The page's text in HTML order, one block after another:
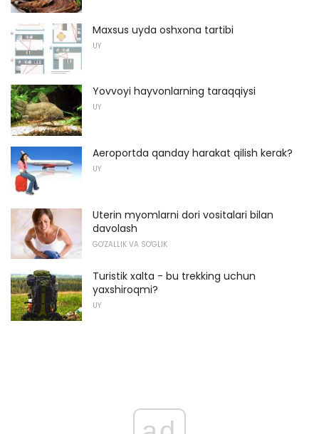
Maxsus uyda oshxona tartibi
UY
Yovvoyi hayvonlarning taraqqiysi
UY
Aeroportda qanday harakat qilish kerak?
UY
Uterin myomlarni dori vositalari bilan
davolash
GO'ZALLIK VA SO'GLIK
Turistik xalta - bu trekking uchun
yaxshiroqmi?
UY